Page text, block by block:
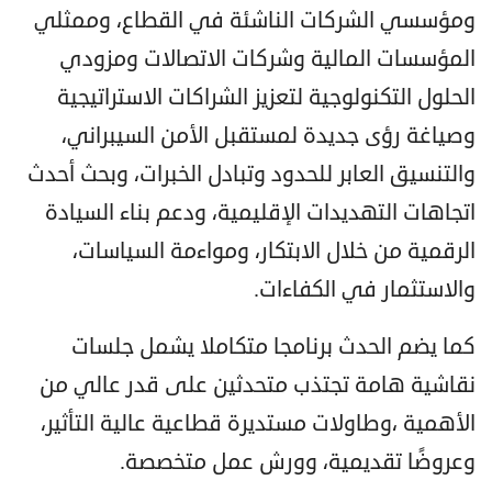
ومؤسسي الشركات الناشئة في القطاع، وممثلي
المؤسسات المالية وشركات الاتصالات ومزودي
الحلول التكنولوجية لتعزيز الشراكات الاستراتيجية
وصياغة رؤى جديدة لمستقبل الأمن السيبراني،
والتنسيق العابر للحدود وتبادل الخبرات، وبحث أحدث
اتجاهات التهديدات الإقليمية، ودعم بناء السيادة
الرقمية من خلال الابتكار، ومواءمة السياسات،
والاستثمار في الكفاءات.
كما يضم الحدث برنامجا متكاملا يشمل جلسات
نقاشية هامة تجتذب متحدثين على قدر عالي من
الأهمية ،وطاولات مستديرة قطاعية عالية التأثير،
وعروضًا تقديمية، وورش عمل متخصصة.